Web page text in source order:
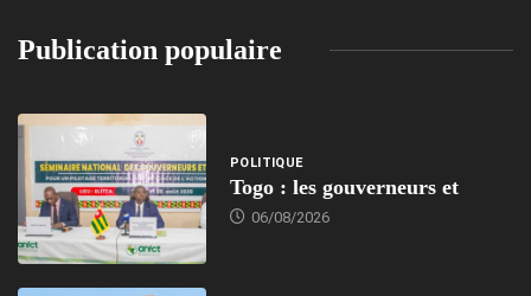
Publication populaire
POLITIQUE
Togo : les gouverneurs et
06/08/2026